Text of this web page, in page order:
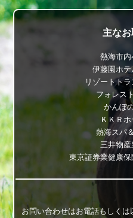
主な
熱海市
伊藤園ホ
リゾートト
フォレス
かんぽ
ＫＫＲ
熱海スパ
三井物
東京証券業健康
お問い合わせはお電話もしく